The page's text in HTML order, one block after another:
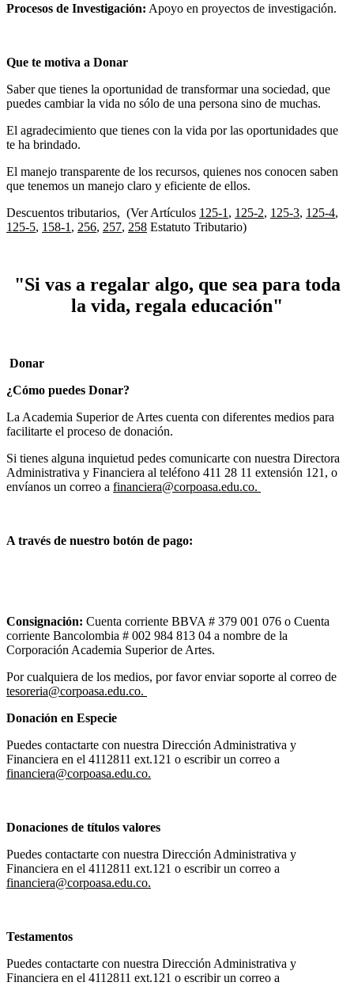
Procesos de Investigación: Apoyo en proyectos de investigación.
Que te motiva a Donar
Saber que tienes la oportunidad de transformar una sociedad, que
puedes cambiar la vida no sólo de una persona sino de muchas.
El agradecimiento que tienes con la vida por las oportunidades que
te ha brindado.
El manejo transparente de los recursos, quienes nos conocen saben
que tenemos un manejo claro y eficiente de ellos.
Descuentos tributarios, (Ver Artículos 125-1 , 125-2, 125-3, 125-4,
125-5, 158-1 , 256, 257, 258 Estatuto Tributario)
"Si vas a regalar algo, que sea para toda
la vida, regala educación"
Donar
¿Cómo puedes Donar?
La Academia Superior de Artes cuenta con diferentes medios para
facilitarte el proceso de donación.
Si tienes alguna inquietud pedes comunicarte con nuestra Directora
Administrativa y Financiera al teléfono 411 28 11 extensión 121, o
envíanos un correo a financiera@corpoasa.edu.co.
A través de nuestro botón de pago:
Consignación: Cuenta corriente BBVA # 379 001 076 o Cuenta
corriente Bancolombia # 002 984 813 04 a nombre de la
Corporación Academia Superior de Artes.
Por cualquiera de los medios, por favor enviar soporte al correo de
tesoreria@corpoasa.edu.co.
Donación en Especie
Puedes contactarte con nuestra Dirección Administrativa y
Financiera en el 4112811 ext.121 o escribir un correo a
financiera@corpoasa.edu.co.
Donaciones de títulos valores
Puedes contactarte con nuestra Dirección Administrativa y
Financiera en el 4112811 ext.121 o escribir un correo a
financiera@corpoasa.edu.co.
Testamentos
Puedes contactarte con nuestra Dirección Administrativa y
Financiera en el 4112811 ext.121 o escribir un correo a